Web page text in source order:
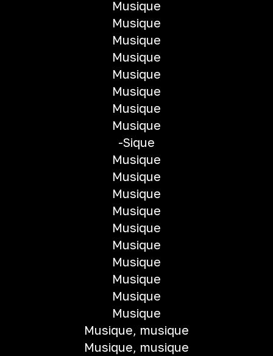
Musique
Musique
Musique
Musique
Musique
Musique
Musique
Musique
-Sique
Musique
Musique
Musique
Musique
Musique
Musique
Musique
Musique
Musique
Musique
Musique, musique
Musique, musique